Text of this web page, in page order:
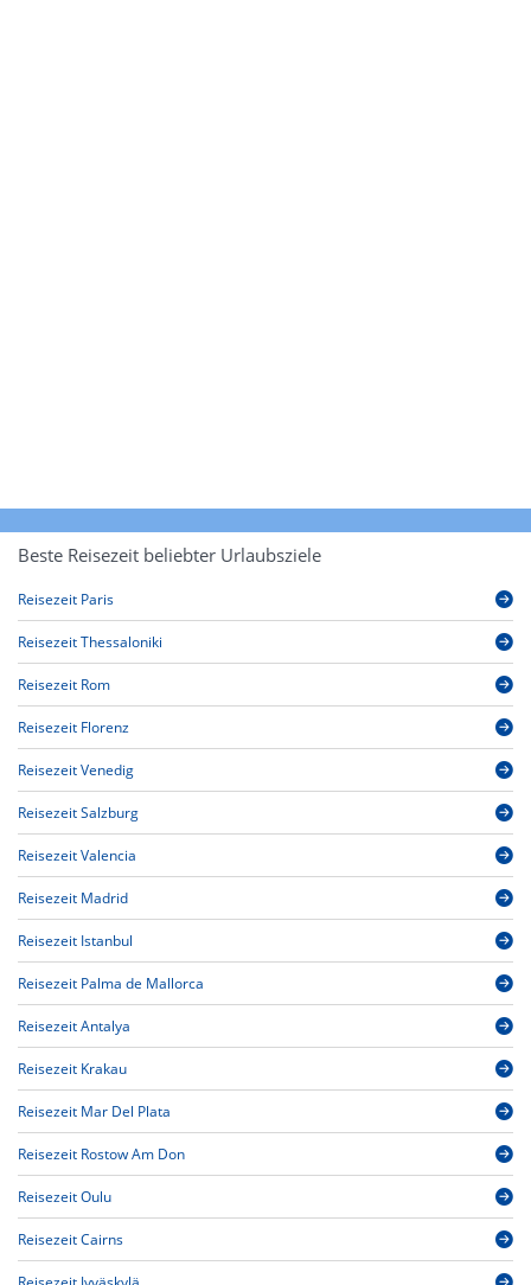
Beste Reisezeit beliebter Urlaubsziele
Reisezeit Paris
Reisezeit Thessaloniki
Reisezeit Rom
Reisezeit Florenz
Reisezeit Venedig
Reisezeit Salzburg
Reisezeit Valencia
Reisezeit Madrid
Reisezeit Istanbul
Reisezeit Palma de Mallorca
Reisezeit Antalya
Reisezeit Krakau
Reisezeit Mar Del Plata
Reisezeit Rostow Am Don
Reisezeit Oulu
Reisezeit Cairns